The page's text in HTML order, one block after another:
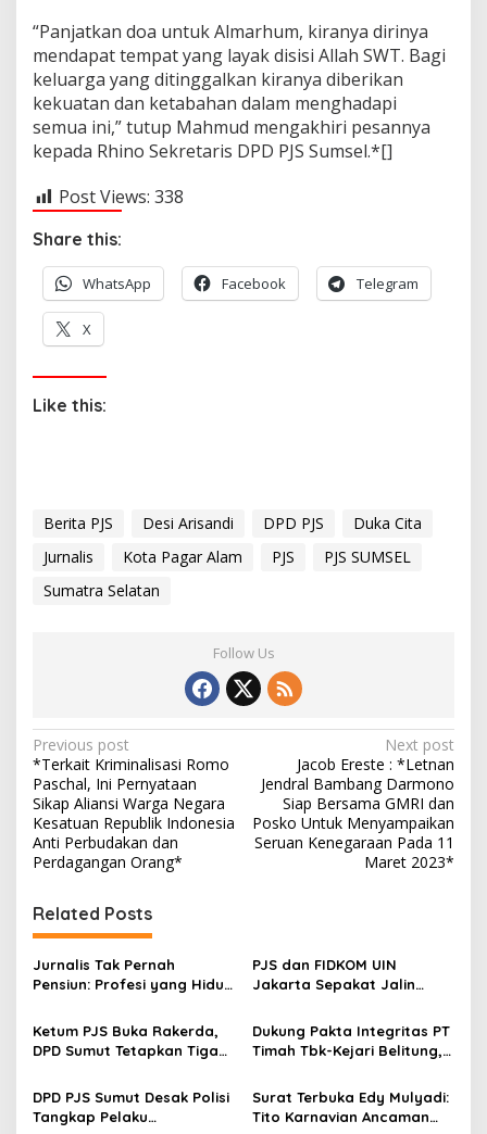
“Panjatkan doa untuk Almarhum, kiranya dirinya
mendapat tempat yang layak disisi Allah SWT. Bagi
keluarga yang ditinggalkan kiranya diberikan
kekuatan dan ketabahan dalam menghadapi
semua ini,” tutup Mahmud mengakhiri pesannya
kepada Rhino Sekretaris DPD PJS Sumsel.*[]
Post Views: 338
Share this:
WhatsApp Facebook Telegram
X
Like this:
Berita PJS Desi Arisandi DPD PJS
Duka Cita
Jurnalis
Kota Pagar Alam PJS
PJS SUMSEL
Sumatra Selatan
Follow Us
P
o
s
t
n
a
v
i
g
a
t
i
o
Previous post
*Terkait Kriminalisasi Romo
Paschal, Ini Pernyataan
Sikap Aliansi Warga Negara
Kesatuan Republik Indonesia
Anti Perbudakan dan
Perdagangan Orang*
Next post
Jacob Ereste : *Letnan
Jendral Bambang Darmono
Siap Bersama GMRI dan
Posko Untuk Menyampaikan
Seruan Kenegaraan Pada 11
Maret 2023*
Related Posts
Jurnalis Tak Pernah
Pensiun: Profesi yang Hidup
Sekali Menjadi, Selamanya
Mengabdi
PJS dan FIDKOM UIN
Jakarta Sepakat Jalin
Ketum PJS Buka Rakerda,
DPD Sumut Tetapkan Tiga
Dukung Pakta Integritas PT
Timah Tbk-Kejari Belitung,
Pusat
DPD PJS Sumut Desak Polisi
Tangkap Pelaku
Surat Terbuka Edy Mulyadi:
Tito Karnavian Ancaman